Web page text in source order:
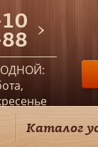
Каталог